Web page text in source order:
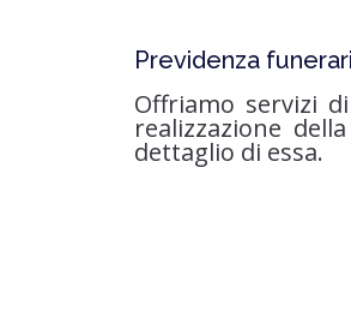
Previdenza
Offriamo servizi di
realizzazione
dettaglio di essa.